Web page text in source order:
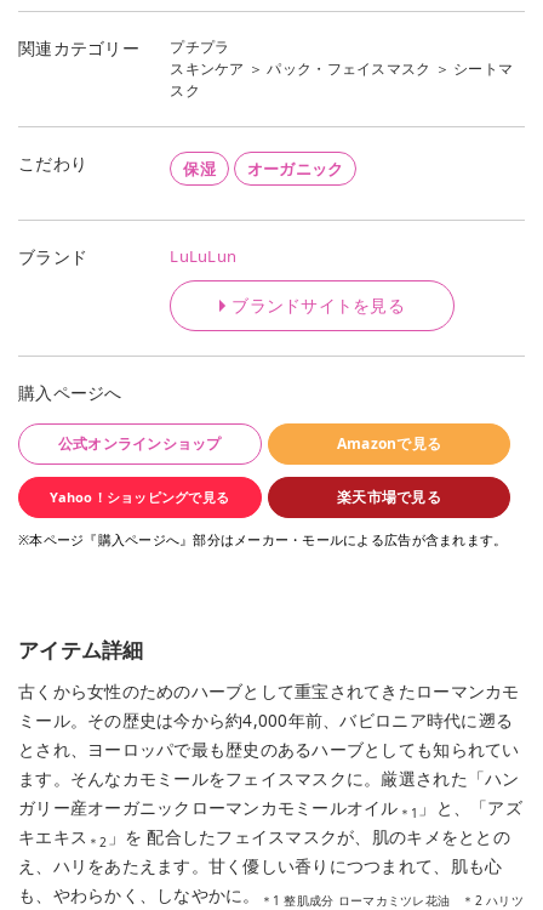
関連カテゴリー
プチプラ
スキンケア ＞パック・フェイスマスク ＞ シートマ
スク
こだわり 保湿 オーガニック
ブランド LuLuLun
ブランドサイトを見る
購入ページへ
公式オンラインショップ Amazonで見る
Yahoo！ショッピングで見る 楽天市場で見る
※本ページ『購入ページへ』部分はメーカー・モールによる広告が含まれます。
アイテム詳細
古くから女性のためのハーブとして重宝されてきたローマンカモ
ミール。その歴史は今から約4,000年前、バビロニア時代に遡る
とされ、ヨーロッパで最も歴史のあるハーブとしても知られてい
ます。そんなカモミールをフェイスマスクに。厳選された「ハン
ガリー産オーガニックローマンカモミールオイル ＊1 」と、「アズ
キエキス ＊2 」を 配合したフェイスマスクが、肌のキメをととの
え、ハリをあたえます。甘く優しい香りにつつまれて、肌も心
も、やわらかく、しなやかに。
＊1 整肌成分 ローマカミツレ花油 ＊2 ハリツ